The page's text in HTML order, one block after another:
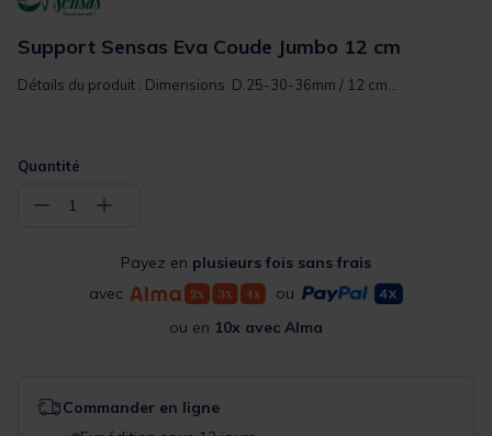
Support Sensas Eva Coude Jumbo 12 cm
Détails du produit : Dimensions D.25-30-36mm / 12 cm...
Quantité
− 1 +
Payez en plusieurs fois sans frais
avec
ou
ou en 10x avec Alma
Commander en ligne